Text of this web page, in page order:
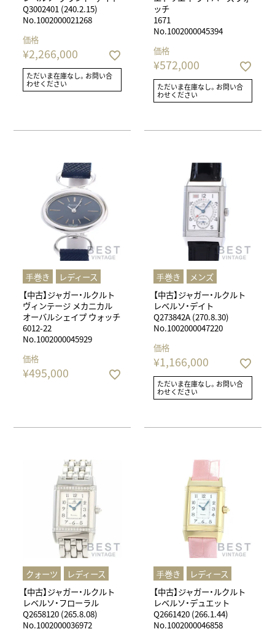
Q3002401 (240.2.15)
No.1002000021268
価格
¥2,266,000
ただいま在庫なし。お問い合
わせください
ッチ
1671
No.1002000045394
価格
¥572,000
ただいま在庫なし。お問い合
わせください
⼿巻き
レディース
【中古】ジャガー・ルクルト
ヴィンテージ メカニカル
オーバルシェイプ ウォッチ
6012-22
No.1002000045929
価格
¥495,000
⼿巻き
メンズ
【中古】ジャガー・ルクルト
レベルソ・デイト
Q273842A (270.8.30)
No.1002000047220
価格
¥1,166,000
ただいま在庫なし。お問い合
わせください
クォーツ
レディース
【中古】ジャガー・ルクルト
レベルソ・フローラル
Q2658120 (265.8.08)
No.1002000036972
⼿巻き
レディース
【中古】ジャガー・ルクルト
レベルソ・デュエット
Q2661420 (266.1.44)
No.1002000046858